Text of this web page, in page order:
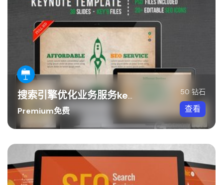
搜索引擎优化业务服务keynote模板
Premium免费
50 钻石
查看